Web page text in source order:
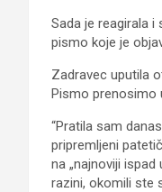
Sada je reagirala
pismo koje je
Zadravec uputila
Pismo prenosimo
“Pratila sam
pripremljeni
na „najnoviji
razini, okomili ste